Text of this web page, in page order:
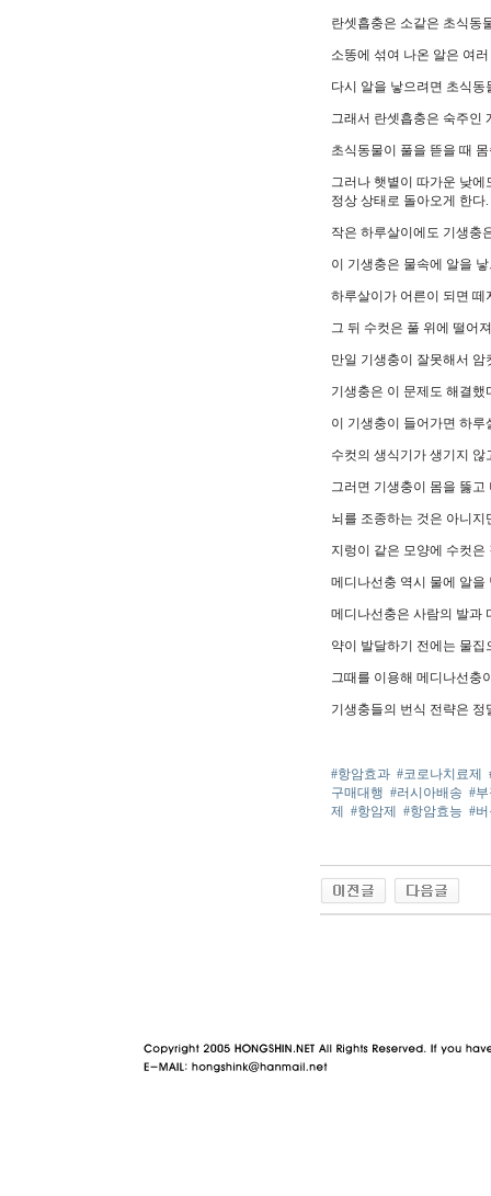
란셋흡충은 소같은 초식동
소똥에 섞여 나온 알은 여
다시 알을 낳으려면 초식
그래서 란셋흡충은 숙주인
초식동물이 풀을 뜯을 때
그러나 햇볕이 따가운 낮
정상 상태로 돌아오게 한다.
작은 하루살이에도 기생충
이 기생충은 물속에 알을
하루살이가 어른이 되면
그 뒤 수컷은 풀 위에 떨어
만일 기생충이 잘못해서
기생충은 이 문제도 해결했
이 기생충이 들어가면 하
수컷의 생식기가 생기지
그러면 기생충이 몸을 뚫
뇌를 조종하는 것은 아니
지렁이 같은 모양에 수컷
메디나선충 역시 물에 알을
메디나선충은 사람의 발과
약이 발달하기 전에는 물
그때를 이용해 메디나선충
기생충들의 번식 전략은
#항암효과 #코로나치료제
구매대행 #러시아배송 #
제 #항암제 #항암효능 #